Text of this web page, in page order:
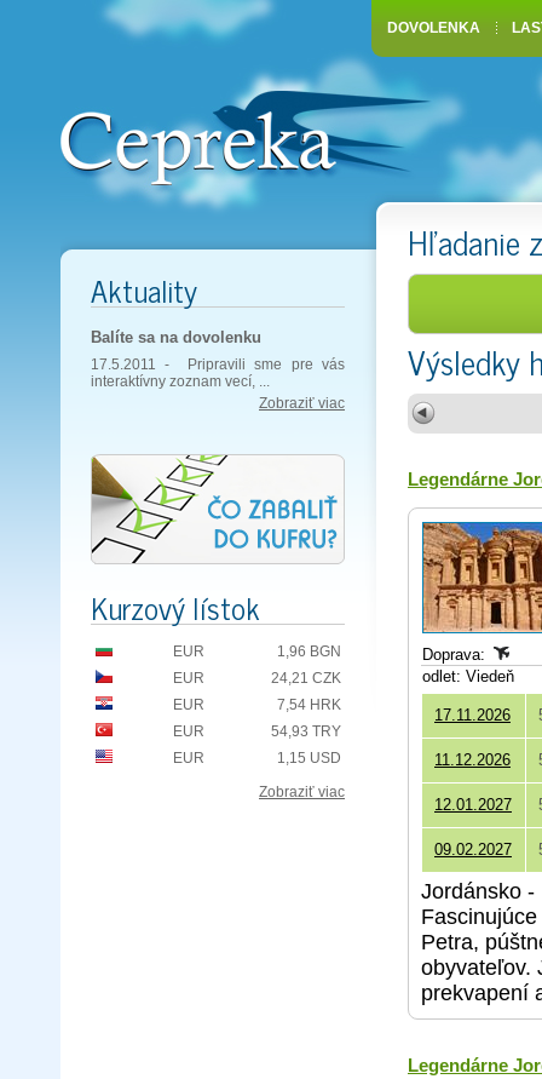
Hľadanie
Výsledky
Legendárne
Doprava:
odlet: Viedeň
17.11.2026
11.12.2026
12.01.2027
09.02.2027
Jordánsko -
Petra,
obyvateľov.
prekvapení
Legendárne
Aktuality
Balíte sa na dovolenku
17.5.2011 - Pripravili sme pre vás
interaktívny zoznam vecí, ...
Zobraziť viac
Kurzový lístok
EUR
1,96 BGN
EUR
24,21 CZK
EUR
7,54 HRK
EUR
54,93 TRY
EUR
1,15 USD
Zobraziť viac
DOVOLENKA